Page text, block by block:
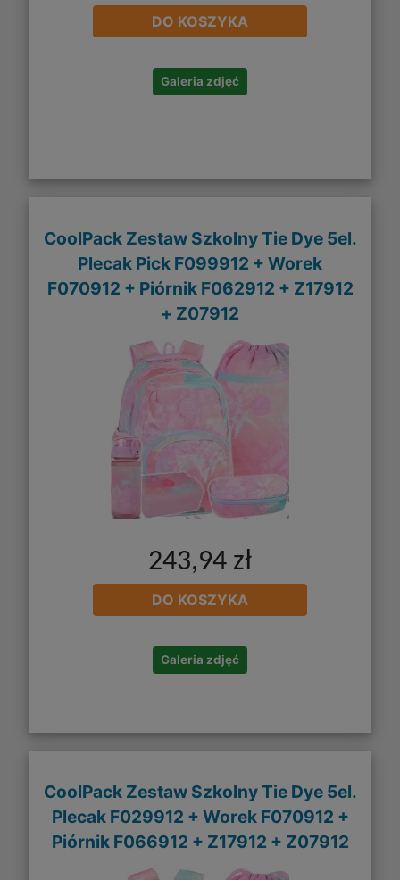
DO KOSZYKA
Galeria zdjęć
CoolPack Zestaw Szkolny Tie Dye 5el.
Plecak Pick F099912 + Worek
F070912 + Piórnik F062912 + Z17912
+ Z07912
243,94 zł
DO KOSZYKA
Galeria zdjęć
CoolPack Zestaw Szkolny Tie Dye 5el.
Plecak F029912 + Worek F070912 +
Piórnik F066912 + Z17912 + Z07912